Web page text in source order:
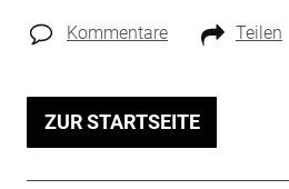
Kommentare Teilen
ZUR STARTSEITE